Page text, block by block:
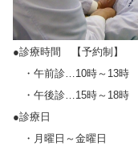
●診療時間 【予約制】
・午前診…10時～13時
・午後診…15時～18時
●診療日
・月曜日～金曜日